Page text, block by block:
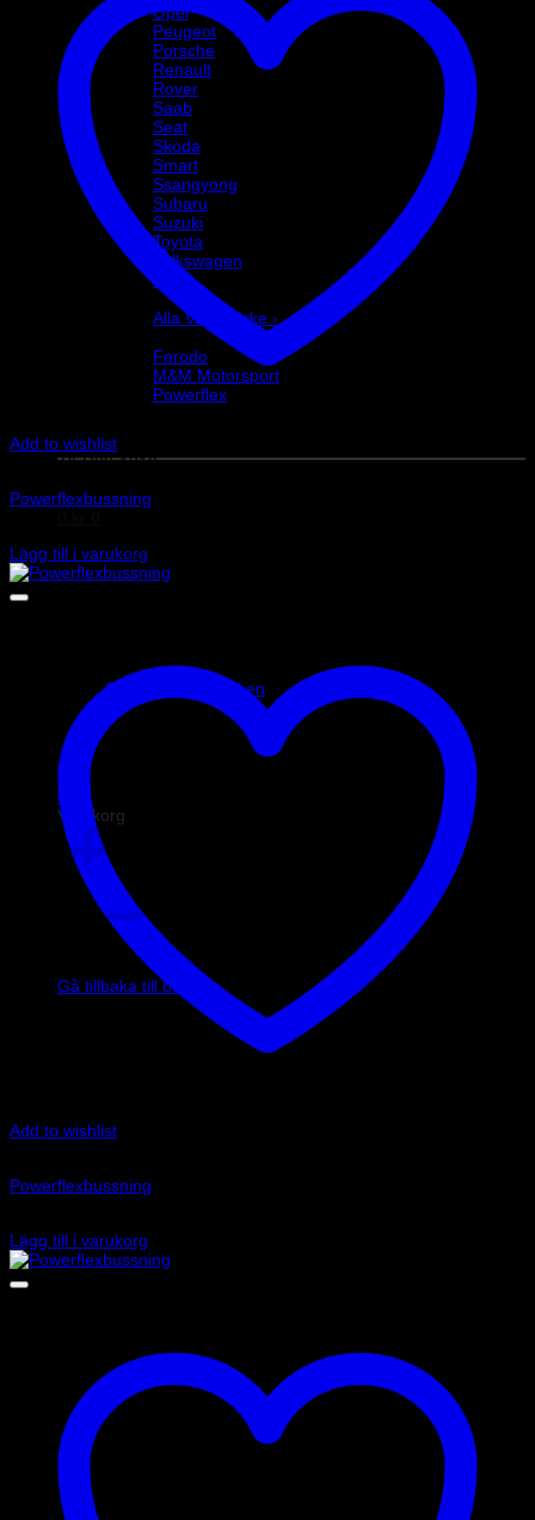
Opel
Peugeot
Porsche
Renault
Rover
Saab
Seat
Skoda
Smart
Ssangyong
Subaru
Suzuki
Toyota
Volkswagen
Volvo
Varumärke
Alla Varumärke ›
Helix Autosport
Ferodo
M&M Motorsport
Powerflex
Gå tillbaka till butiken
0
Varukorg
Inga produkter i varukorgen.
Gå tillbaka till butiken
Add to wishlist
Art.nr: PFR80-1310
Powerflexbussning
Lägg till i varukorg
Add to wishlist
Powerflexbussning
Lägg till i varukorg